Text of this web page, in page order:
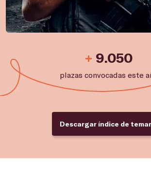
+ 9.050
plazas convocadas este
Descargar índice de